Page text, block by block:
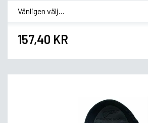
* Smakvariant
157,40 KR